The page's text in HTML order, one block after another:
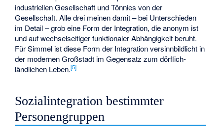
industriellen Gesellschaft und Tönnies von der
Gesellschaft. Alle drei meinen damit – bei Unterschieden
im Detail – grob eine Form der Integration, die anonym ist
und auf wechselseitiger funktionaler Abhängigkeit beruht.
Für Simmel ist diese Form der Integration versinnbildlicht in
der modernen Großstadt im Gegensatz zum dörflich-
ländlichen Leben.[5]
Sozialintegration bestimmter
Personengruppen